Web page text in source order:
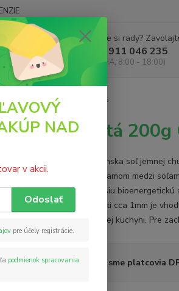
Neviete si rady?
+421 911 046 235
(PO - PIA, 8:00 - 18:00)
mletá 200g Cereus
mletá 200g
Gurmánska soľ jemnej
drahokamom medzi
najväčšiu
hrubosti cca 1mm je
studenej kuchyni. Pre
Nie sme platcovia
NAD
v akcii.
Odoslať
pre účely registrácie.
podmienok spracovania